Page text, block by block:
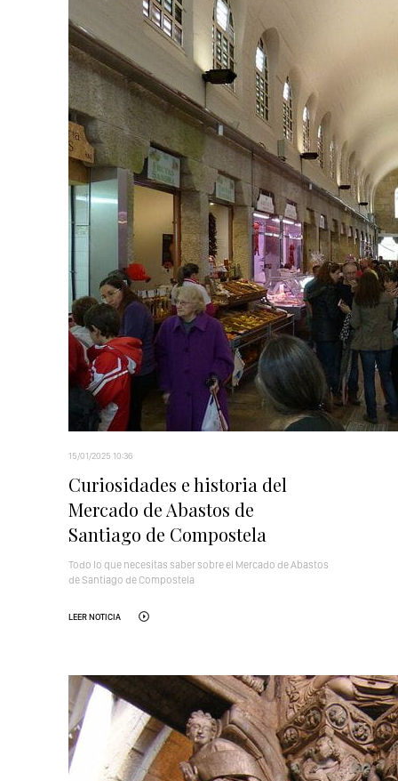
15/01/2025 10:36
Curiosidades e historia del
Mercado de Abastos de
Santiago de Compostela
Todo lo que necesitas saber sobre el Mercado de Abastos
de Santiago de Compostela
LEER NOTICIA